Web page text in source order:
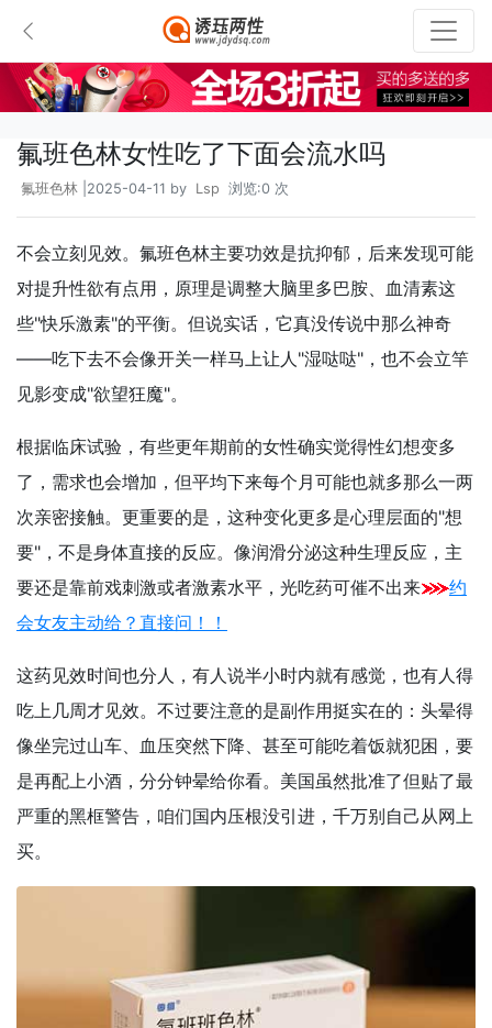
氟班色林女性吃了下面会流水吗
氟班色林 |2025-04-11 by Lsp 浏览:0 次
不会立刻见效。氟班色林主要功效是抗抑郁，后来发现可能
对提升性欲有点用，原理是调整大脑里多巴胺、血清素这
些"快乐激素"的平衡。但说实话，它真没传说中那么神奇
——吃下去不会像开关一样马上让人"湿哒哒"，也不会立竿
见影变成"欲望狂魔"。
根据临床试验，有些更年期前的女性确实觉得性幻想变多
了，需求也会增加，但平均下来每个月可能也就多那么一两
次亲密接触。更重要的是，这种变化更多是心理层面的"想
要"，不是身体直接的反应。像润滑分泌这种生理反应，主
要还是靠前戏刺激或者激素水平，光吃药可催不出来
约
会女友主动给？直接问！！
这药见效时间也分人，有人说半小时内就有感觉，也有人得
吃上几周才见效。不过要注意的是副作用挺实在的：头晕得
像坐完过山车、血压突然下降、甚至可能吃着饭就犯困，要
是再配上小酒，分分钟晕给你看。美国虽然批准了但贴了最
严重的黑框警告，咱们国内压根没引进，千万别自己从网上
买。